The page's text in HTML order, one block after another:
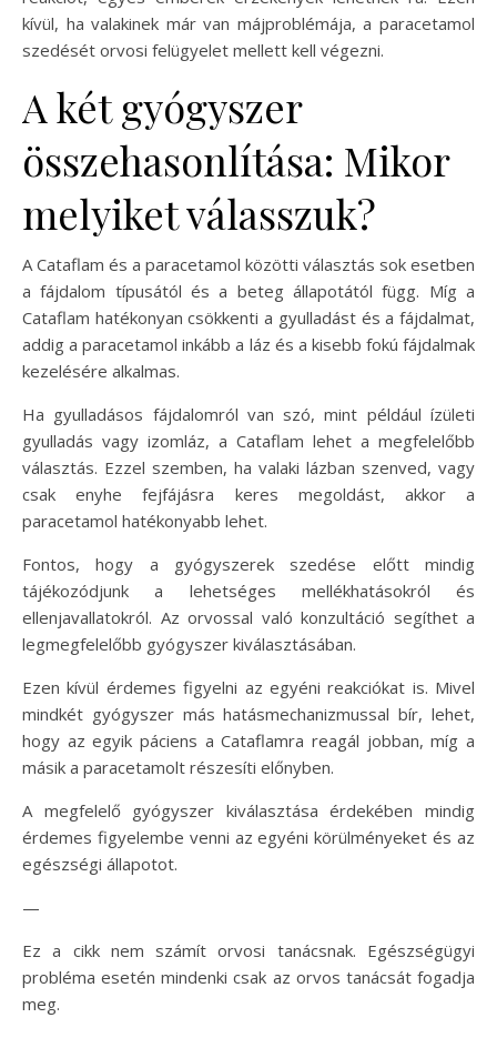
kívül, ha valakinek már van májproblémája, a paracetamol
szedését orvosi felügyelet mellett kell végezni.
A két gyógyszer
összehasonlítása: Mikor
melyiket válasszuk?
A Cataflam és a paracetamol közötti választás sok esetben
a fájdalom típusától és a beteg állapotától függ. Míg a
Cataflam hatékonyan csökkenti a gyulladást és a fájdalmat,
addig a paracetamol inkább a láz és a kisebb fokú fájdalmak
kezelésére alkalmas.
Ha gyulladásos fájdalomról van szó, mint például ízületi
gyulladás vagy izomláz, a Cataflam lehet a megfelelőbb
választás. Ezzel szemben, ha valaki lázban szenved, vagy
csak enyhe fejfájásra keres megoldást, akkor a
paracetamol hatékonyabb lehet.
Fontos, hogy a gyógyszerek szedése előtt mindig
tájékozódjunk a lehetséges mellékhatásokról és
ellenjavallatokról. Az orvossal való konzultáció segíthet a
legmegfelelőbb gyógyszer kiválasztásában.
Ezen kívül érdemes figyelni az egyéni reakciókat is. Mivel
mindkét gyógyszer más hatásmechanizmussal bír, lehet,
hogy az egyik páciens a Cataflamra reagál jobban, míg a
másik a paracetamolt részesíti előnyben.
A megfelelő gyógyszer kiválasztása érdekében mindig
érdemes figyelembe venni az egyéni körülményeket és az
egészségi állapotot.
—
Ez a cikk nem számít orvosi tanácsnak. Egészségügyi
probléma esetén mindenki csak az orvos tanácsát fogadja
meg.